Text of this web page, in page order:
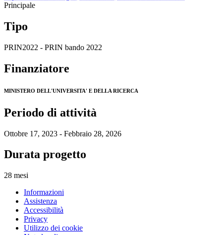
Principale
Tipo
PRIN2022 - PRIN bando 2022
Finanziatore
MINISTERO DELL'UNIVERSITA' E DELLA RICERCA
Periodo di attività
Ottobre 17, 2023 - Febbraio 28, 2026
Durata progetto
28 mesi
Informazioni
Assistenza
Accessibilità
Privacy
Utilizzo dei cookie